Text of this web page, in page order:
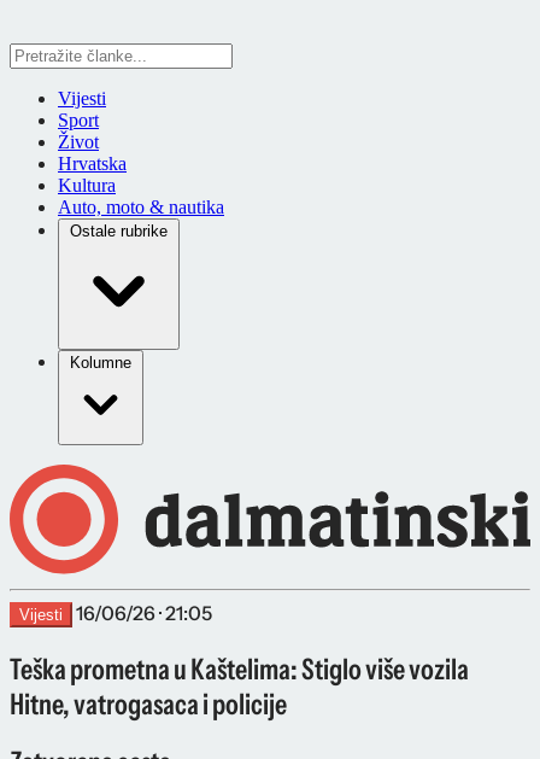
Vijesti
Sport
Život
Hrvatska
Kultura
Auto, moto & nautika
Ostale rubrike
Kolumne
Vijesti 16/06/26 · 21:05
Teška prometna u Kaštelima: Stiglo više vozila
Hitne, vatrogasaca i policije